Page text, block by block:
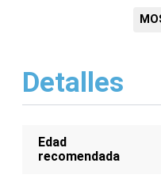
Entresuela
Suela de goma
Detalles
Edad
recomendada